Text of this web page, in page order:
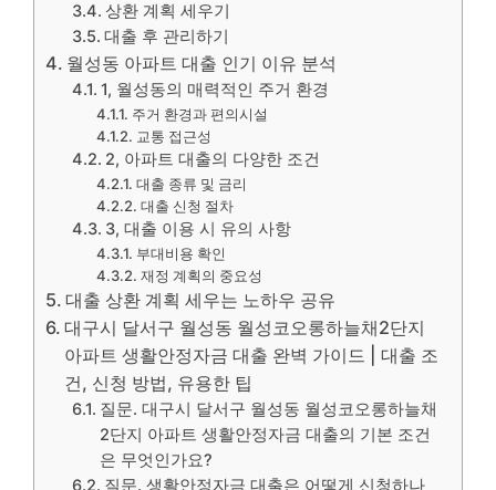
상환 계획 세우기
대출 후 관리하기
월성동 아파트 대출 인기 이유 분석
1, 월성동의 매력적인 주거 환경
주거 환경과 편의시설
교통 접근성
2, 아파트 대출의 다양한 조건
대출 종류 및 금리
대출 신청 절차
3, 대출 이용 시 유의 사항
부대비용 확인
재정 계획의 중요성
대출 상환 계획 세우는 노하우 공유
대구시 달서구 월성동 월성코오롱하늘채2단지
아파트 생활안정자금 대출 완벽 가이드 | 대출 조
건, 신청 방법, 유용한 팁
질문. 대구시 달서구 월성동 월성코오롱하늘채
2단지 아파트 생활안정자금 대출의 기본 조건
은 무엇인가요?
질문. 생활안정자금 대출은 어떻게 신청하나